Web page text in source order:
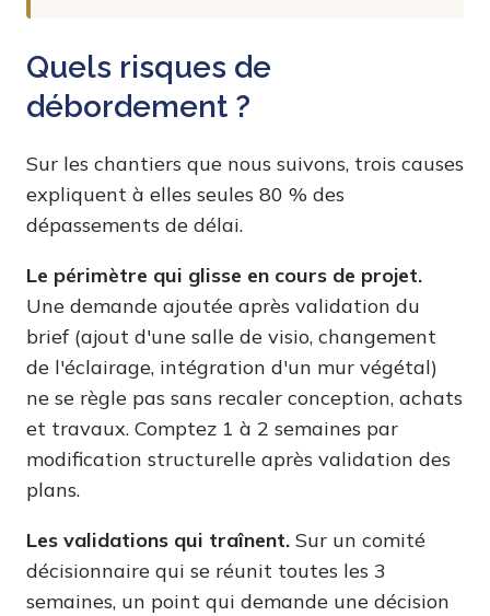
Quels risques de
débordement ?
Sur les chantiers que nous suivons, trois causes
expliquent à elles seules 80 % des
dépassements de délai.
Le périmètre qui glisse en cours de projet.
Une demande ajoutée après validation du
brief (ajout d'une salle de visio, changement
de l'éclairage, intégration d'un mur végétal)
ne se règle pas sans recaler conception, achats
et travaux. Comptez 1 à 2 semaines par
modification structurelle après validation des
plans.
Les validations qui traînent. Sur un comité
décisionnaire qui se réunit toutes les 3
semaines, un point qui demande une décision